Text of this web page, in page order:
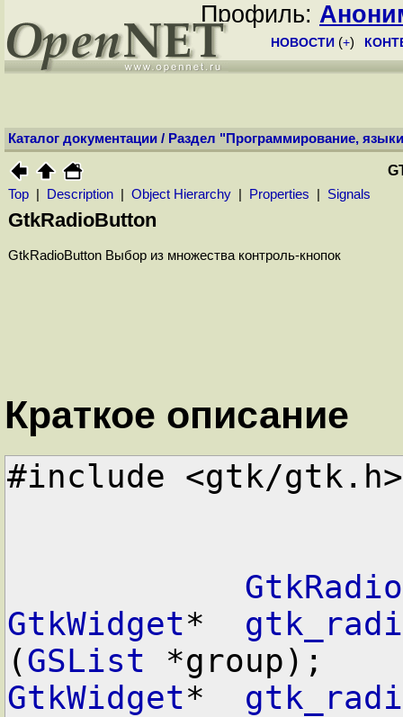
Профиль:
НОВОСТИ (+)
Каталог документации / Раздел "Программирование,
Top Description Object Hierarchy Properties Signals
GtkRadioButton
GtkRadioButton Выбор из множества контроль-кнопок
Краткое описание
#include <gtk/gtk.h>
GtkWidget*
(GSList *group);
GtkWidget*